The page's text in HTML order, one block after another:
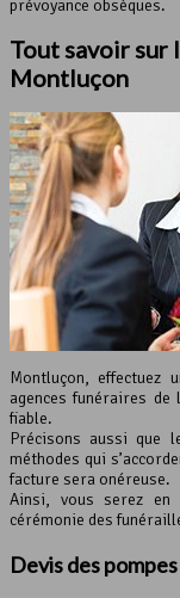
prévoyance obsèques.
Tout savoir sur
Montluçon
Montluçon, effectuez
agences funéraires
fiable.
Précisons aussi que
méthodes qui
facture sera onéreuse.
Ainsi, vous serez
cérémonie des
Devis des